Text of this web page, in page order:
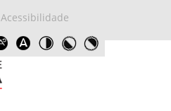
Acessibilidade